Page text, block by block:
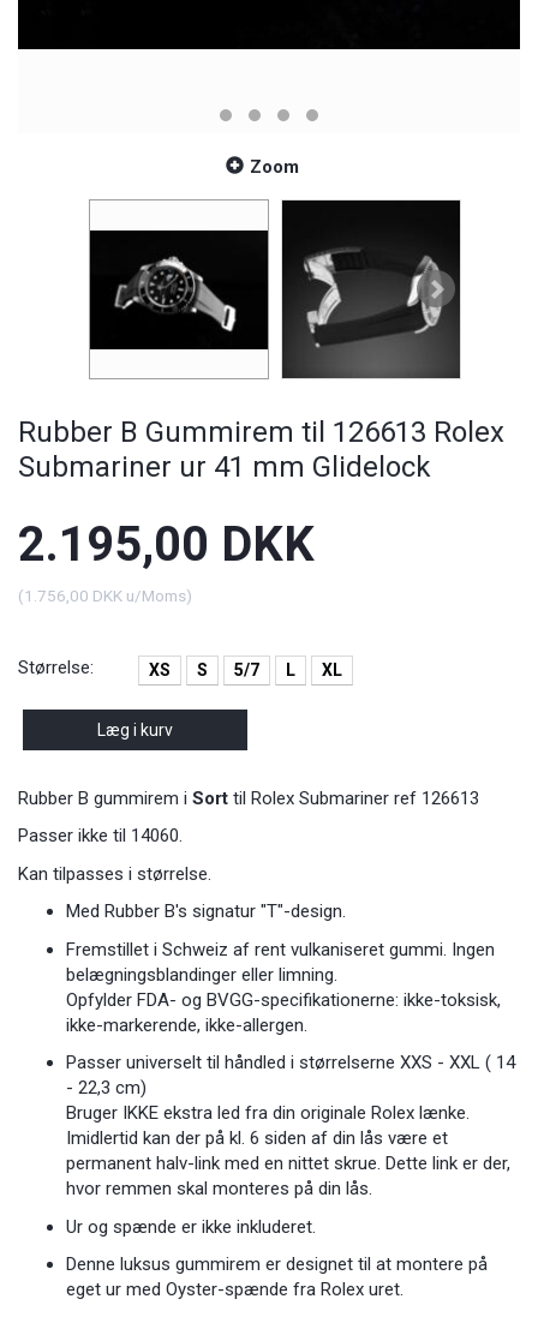
Zoom
Rubber B Gummirem til 126613 Rolex
Submariner ur 41 mm Glidelock
2.195,00 DKK
(1.756,00 DKK u/Moms)
Størrelse: XS S 5/7 L XL
Læg i kurv
Rubber B gummirem i Sort til Rolex Submariner ref 126613
Passer ikke til 14060.
Kan tilpasses i størrelse.
Med Rubber B's signatur "T"-design.
Fremstillet i Schweiz af rent vulkaniseret gummi. Ingen
belægningsblandinger eller limning.
Opfylder FDA- og BVGG-specifikationerne: ikke-toksisk,
ikke-markerende, ikke-allergen.
Passer universelt til håndled i størrelserne XXS - XXL ( 14
- 22,3 cm)
Bruger IKKE ekstra led fra din originale Rolex lænke.
Imidlertid kan der på kl. 6 siden af din lås være et
permanent halv-link med en nittet skrue. Dette link er der,
hvor remmen skal monteres på din lås.
Ur og spænde er ikke inkluderet.
Denne luksus gummirem er designet til at montere på
eget ur med Oyster-spænde fra Rolex uret.